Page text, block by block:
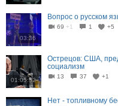
03:36
Вопрос о русском
69 +1 1 +5
01:05:52
Острецов: США,
социализм
13 37 +1
Нет - топливному